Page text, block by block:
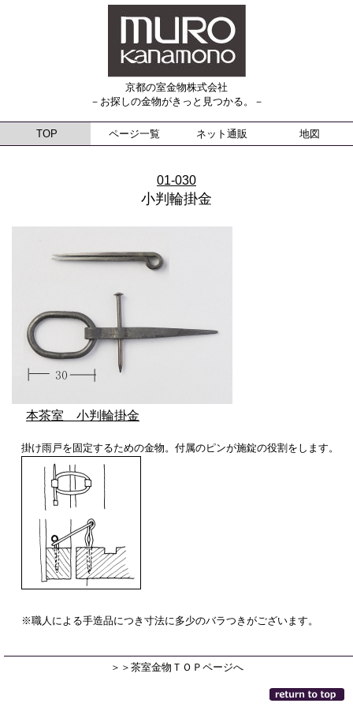
京都の室金物株式会社
－お探しの金物がきっと見つかる。－
TOP ページ一覧 ネット通販 地図
01-030
小判輪掛金
本茶室 小判輪掛金
掛け雨戸を固定するための金物。付属のピンが施錠の役割をします。
※職人による手造品につき寸法に多少のバラつきがございます。
＞＞茶室金物ＴＯＰページへ